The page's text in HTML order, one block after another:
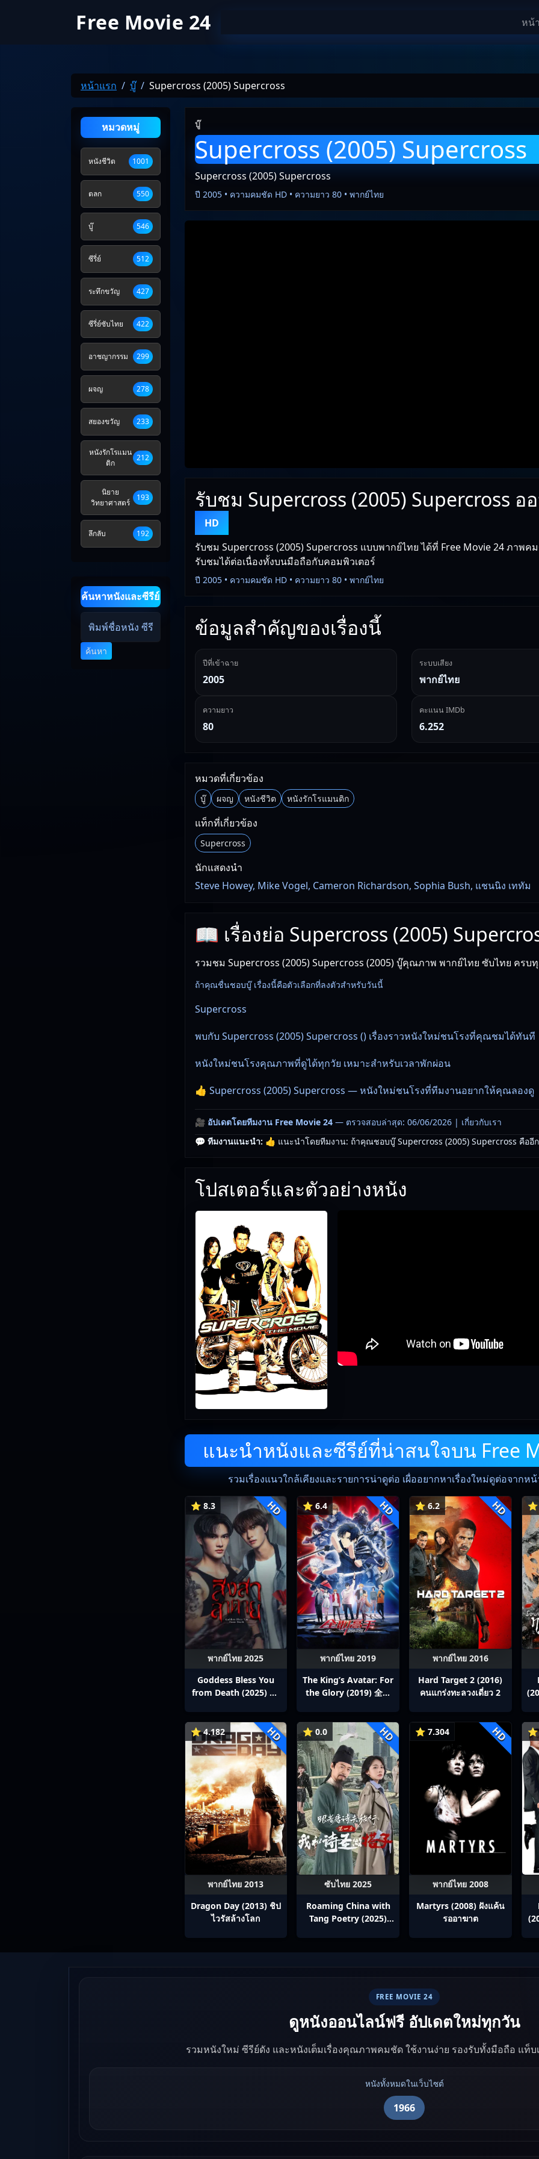
Free Movie 24 หน้
หน้าแรก บู๊ Supercross (2005) Supercross
หมวดหมู่
หนังชีวิต 1001
ตลก 550
บู๊ 546
ซีรี่ย์ 512
ระทึกขวัญ 427
ซีรี่ย์ซับไทย 422
อาชญากรรม 299
ผจญ 278
สยองขวัญ 233
หนังรักโรแมน
ติก
212
นิยาย
วิทยาศาสตร์
193
ลึกลับ 192
ค้นหาหนังและซีรีย์
ค้นหา
บู๊
Supercross (2005) Supercross
Supercross (2005) Supercross
ปี 2005 • ความคมชัด HD • ความยาว 80 • พากย์ไทย
รับชม Supercross (2005) Supercross อ
HD
รับชม Supercross (2005) Supercross แบบพากย์ไทย ได้ที่ Free Movie 24 ภาพค
รับชมได้ต่อเนื่องทั้งบนมือถือกับคอมพิวเตอร์
ปี 2005 • ความคมชัด HD • ความยาว 80 • พากย์ไทย
ข้อมูลสำคัญของเรื่องนี้
ปีที่เข้าฉาย
2005
ระบบเสียง
พากย์ไทย
ความยาว
80
คะแนน IMDb
6.252
หมวดที่เกี่ยวข้อง
บู๊ ผจญ หนังชีวิต หนังรักโรแมนติก
แท็กที่เกี่ยวข้อง
Supercross
นักแสดงนำ
Steve Howey, Mike Vogel, Cameron Richardson, Sophia Bush, แชนนิง เททัม
📖 เรื่องย่อ Supercross (2005)
รวมชม Supercross (2005) Supercross (2005) บู๊คุณภาพ พากย์ไทย ซับไทย ครบ
ถ้าคุณชื่นชอบบู๊ เรื่องนี้คือตัวเลือกที่ลงตัวสำหรับวันนี้
Supercross
พบกับ Supercross (2005) Supercross () เรื่องราวหนังใหม่ชนโรงที่คุณชมได้ทันที
หนังใหม่ชนโรงคุณภาพที่ดูได้ทุกวัย เหมาะสำหรับเวลาพักผ่อน
👍 Supercross (2005) Supercross — หนังใหม่ชนโรงที่ทีมงานอยากให้คุณลองดู
🎥 อัปเดตโดยทีมงาน Free Movie 24— ตรวจสอบล่าสุด: 06/06/2026 | เกี่ยวกับเรา
💬 ทีมงานแนะนำ: 👍 แนะนำโดยทีมงาน: ถ้าคุณชอบบู๊ Supercross (2005) Supercross คืออีก
โปสเตอร์และตัวอย่างหนัง
แนะนำหนังและซีรีย์ที่น่าสนใจบน Free
รวมเรื่องแนวใกล้เคียงและรายการน่าดูต่อ เผื่ออยากหาเรื่องใหม่ดูต่อจากห
⭐ 8.3 HD
พากย์ไทย 2025
Goddess Bless You
from Death (2025) สิง
⭐ 6.4 HD
พากย์ไทย 2019
The King’s Avatar: For
the Glory (2019) 全职
⭐ 6.2 HD
พากย์ไทย 2016
Hard Target 2 (2016)
คนแกร่งทะลวงเดี่ยว 2
⭐ 4.182 HD
พากย์ไทย 2013
Dragon Day (2013) ชิป
ไวรัสล้างโลก
⭐ 0.0 HD
ซับไทย 2025
Roaming China with
Tang Poetry (2025)
⭐ 7.304 HD
พากย์ไทย 2008
Martyrs (2008) ฝังแค้น
รออาฆาต
FREE MOVIE 24
ดูหนังออนไลน์ฟรี อัปเดตใหม่ทุกวัน
รวมหนังใหม่ ซีรีย์ดัง และหนังเต็มเรื่องคุณภาพคมชัด ใช้งานง่าย รองรับทั้งมือถือ แท็บ
หนังทั้งหมดในเว็บไซต์
1966